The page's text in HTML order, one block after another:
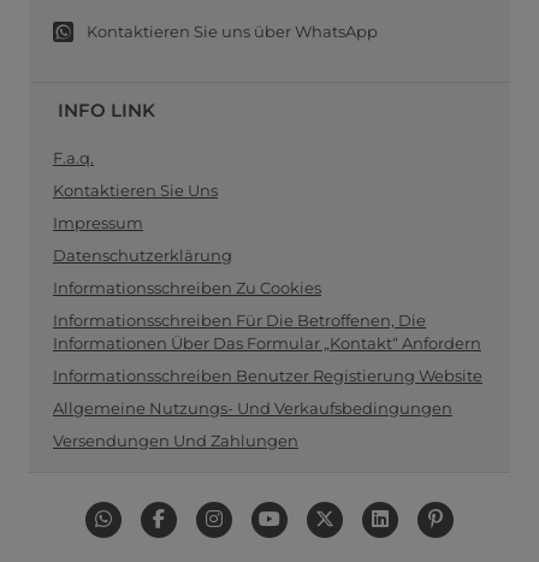
Kontaktieren Sie uns über WhatsApp
INFO LINK
F.a.q.
Kontaktieren Sie Uns
Impressum
Datenschutzerklärung
Informationsschreiben Zu Cookies
Informationsschreiben Für Die Betroffenen, Die
Informationen Über Das Formular „Kontakt“ Anfordern
Informationsschreiben Benutzer Registierung Website
Allgemeine Nutzungs- Und Verkaufsbedingungen
Versendungen Und Zahlungen